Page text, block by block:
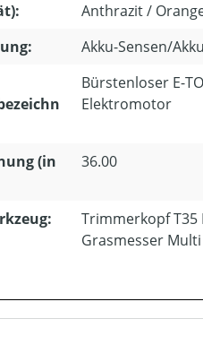
Anthrazit /
Akku-Sensen/
Bürstenloser E-
Elektromotor
(in
36.00
Trimmerkopf T35
Grasmesser